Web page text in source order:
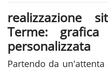
realizzazione
Terme:
personalizzata
Partendo da un'attenta